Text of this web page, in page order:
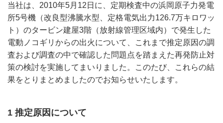
当社は、2010年5月12日に、定期検査中の浜岡原子力発電
所5号機（改良型沸騰水型、定格電気出力126.7万キロワッ
ト）のタービン建屋3階（放射線管理区域内）で発生した
電動ノコギリからの出火について、これまで推定原因の調
査および調査の中で確認した問題点を踏まえた再発防止対
策の検討を実施してまいりました。このたび、これらの結
果をとりまとめましたのでお知らせいたします。
1 推定原因について